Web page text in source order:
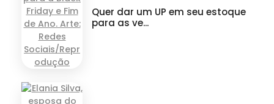
Quer dar um UP em seu estoque
para as ve...